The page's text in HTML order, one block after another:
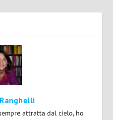
attratta dal cielo, ho